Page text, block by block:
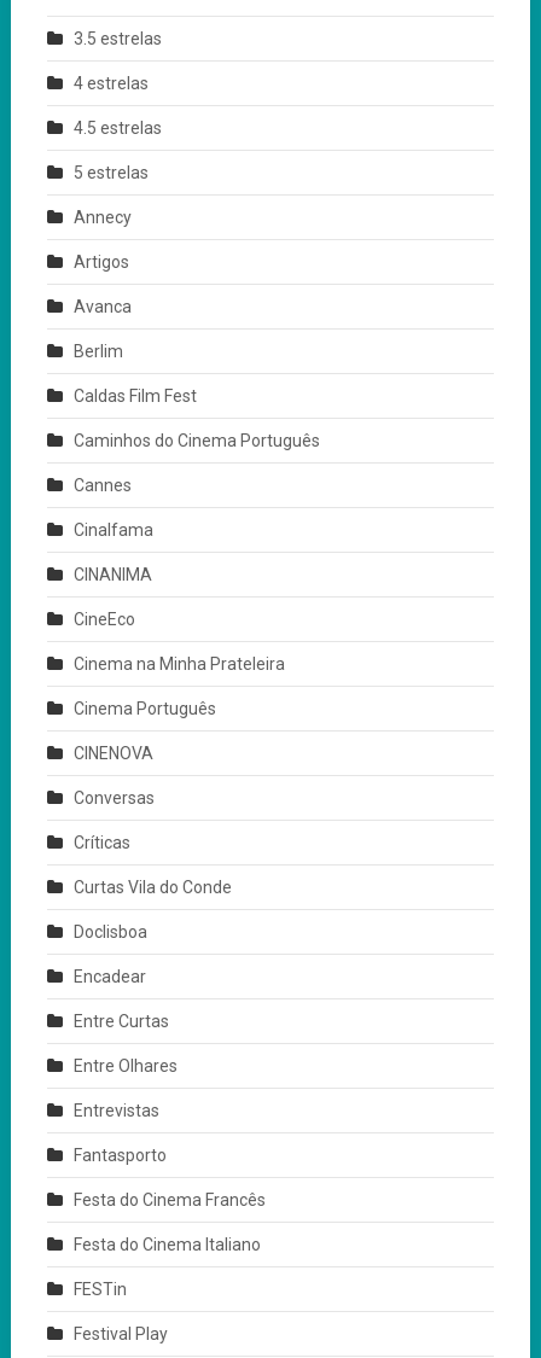
3.5 estrelas
4 estrelas
4.5 estrelas
5 estrelas
Annecy
Artigos
Avanca
Berlim
Caldas Film Fest
Caminhos do Cinema Português
Cannes
Cinalfama
CINANIMA
CineEco
Cinema na Minha Prateleira
Cinema Português
CINENOVA
Conversas
Críticas
Curtas Vila do Conde
Doclisboa
Encadear
Entre Curtas
Entre Olhares
Entrevistas
Fantasporto
Festa do Cinema Francês
Festa do Cinema Italiano
FESTin
Festival Play